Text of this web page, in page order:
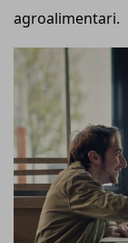
agroalimentari.